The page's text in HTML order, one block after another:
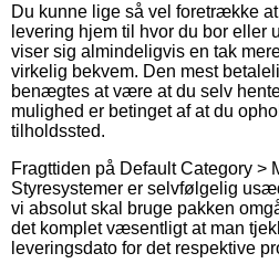
Du kunne lige så vel foretrække
levering hjem til hvor du bor eller
viser sig almindeligvis en tak
virkelig bekvem. Den mest
benægtes at være at du selv
mulighed er betinget af at du
tilholdssted.
Fragttiden på Default Category >
Styresystemer er selvfølgelig
vi absolut skal bruge pakken
det komplet væsentligt at man
leveringsdato for det respektive